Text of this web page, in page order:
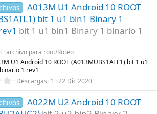
A013M U1 Android 10 ROOT
bit 1 u1 bin1 Binary 1
bit 1 u1 bin1 Binary 1 binario 1
archivo para root/Roteo
U1 Android 10 ROOT (A013MUBS1ATL1) bit 1 u1
1 rev1
0
0
0
e
Descargas 1 22 Dic 2020
A022M U2 Android 10 ROOT